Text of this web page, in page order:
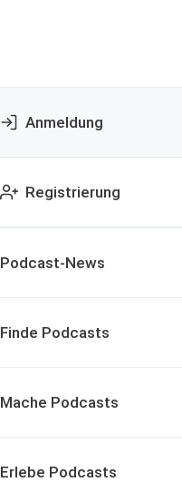
Anmeldung
Registrierung
Podcast-News
Finde Podcasts
Mache Podcasts
Erlebe Podcasts